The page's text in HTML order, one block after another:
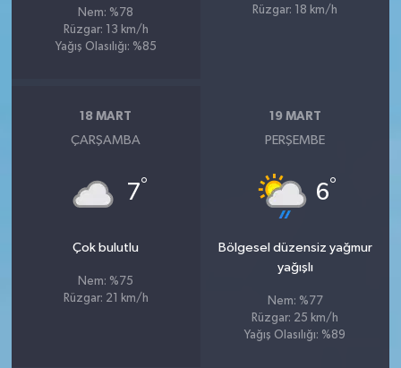
Nem: %78
Rüzgar: 13 km/h
Yağış Olasılığı: %85
Rüzgar: 18 km/h
18 MART
ÇARŞAMBA
7°
Çok bulutlu
Nem: %75
Rüzgar: 21 km/h
19 MART
PERŞEMBE
6°
Bölgesel düzensiz yağmur
yağışlı
Nem: %77
Rüzgar: 25 km/h
Yağış Olasılığı: %89